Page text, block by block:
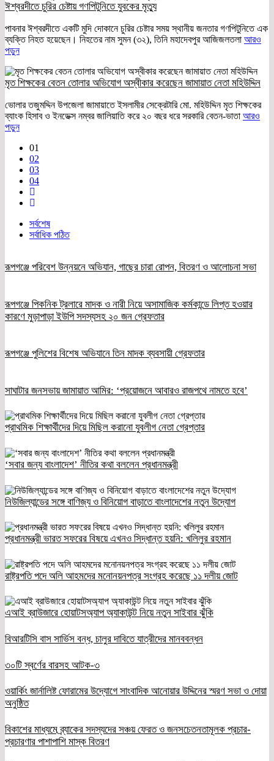
ঈশ্বরদীতে চুরির চেষ্টায় গণপিটুনিতে যুবকের মৃত্যু
পাবনার ঈশ্বরদীতে একটি মুদি দোকানে চুরির চেষ্টার সময় স্থানীয় জনতার গণপিটুনিতে এক
ব্যক্তি নিহত হয়েছেন। নিহতের নাম সুমন (৩২), তিনি মহাদেবপুর আজিজলতলা আরও
পড়ুন
মৃত শিক্ষকের বেতন তোলার অভিযোগ অস্বীকার করেছেন জামায়াত নেতা মহিউদ্দিন
ভোলার তজুমদ্দিন উপজেলা জামায়াতে ইসলামীর সেক্রেটারি মো. মহিউদ্দিন মৃত শিক্ষকের
ব্যাংক হিসাব ও ইনডেক্স নম্বর জালিয়াতি করে ২০ বছর ধরে সরকারি বেতন-ভাতা আরও
পড়ুন
01
02
03
04
সর্বশেষ
সর্বাধিক পঠিত
রূপগঞ্জে পরিবেশ উন্নয়নে অভিযান, গাছের চারা রোপন, বিতরণ ও আলোচনা সভা
রূপগঞ্জে পিকনিক ট্রলারে মাদক ও নারী নিয়ে অসামাজিক কর্মকান্ডে লিপ্ত হওয়ার
কারণে মুড়াপাড়া ইউপি সদস্যসহ ২০ জন গ্রেফতার
রূপগঞ্জে পুলিশের বিশেষ অভিযানে তিন মাদক ব্যবসায়ী গ্রেফতার
সাঘাটার জনসভায় জামায়াত আমির: ‘প্রয়োজনে আবারও রাজপথে নামতে হবে’
প্রাথমিক শিক্ষার্থীদের দিয়ে মিছিল করানো যুবলীগ নেতা গ্রেপ্তার
‘সবার জন্য বাংলাদেশ’ নীতির কথা বললেন প্রধানমন্ত্রী
নিউজিল্যান্ডের সঙ্গে বাণিজ্য ও বিনিয়োগ বাড়াতে বাংলাদেশের নতুন উদ্যোগ
প্রধানমন্ত্রী ভারত সফরের বিষয়ে এখনও সিদ্ধান্ত হয়নি: খলিলুর রহমান
রাষ্ট্রপতি পদে অলি আহমদের মনোনয়নপত্র সংগ্রহ করেছে ১১ দলীয় জোট
এআই ব্রাউজারে হোয়াটসঅ্যাপ অ্যাকাউন্ট নিয়ে নতুন সাইবার ঝুঁকি
বিআরটিসি বাস সার্ভিস বন্ধ, চালুর দাবিতে যাত্রীদের মানববন্ধন
৩০টি স্বর্ণের বারসহ আটক-৩
ওয়ার্কিং জার্নালিষ্ট ফোরামের উদ্যোগে সাংবাদিক আনোয়ার উদ্দিনের স্মরণ সভা ও দোয়া
অনুষ্ঠিত
বিকাশের মাধ্যমে ব্র্যাকের সদস্যদের সঞ্চয় ফেরত ও জনসচেতনতামূলক প্রচার-
প্রচারণার পাশাপাশি মাস্ক বিতরণ